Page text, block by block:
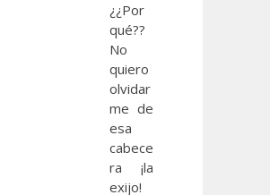
¿¿Por
qué??
No
quiero
olvidar
me de
esa
cabece
ra ¡la
exijo!